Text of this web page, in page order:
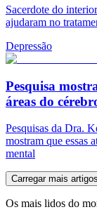
Sacerdote do
ajudaram no
Depressão
Pesquisa
áreas do
Pesquisas da Dra.
mostram que essas
mental
Carregar mais artigos
Os mais lidos do